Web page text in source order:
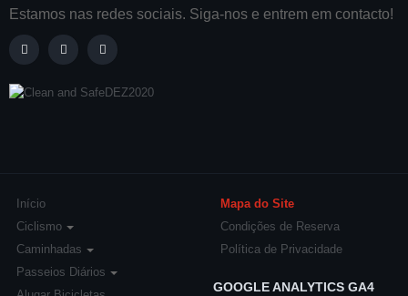
Estamos nas redes sociais. Siga-nos e entrem em contacto!
Início
Ciclismo
Caminhadas
Passeios Diários
Mapa do Site
Condições de Reserva
Política de Privacidade
GOOGLE ANALYTICS GA4